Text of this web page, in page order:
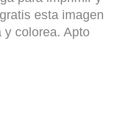
esta imagen
y colorea. Apto